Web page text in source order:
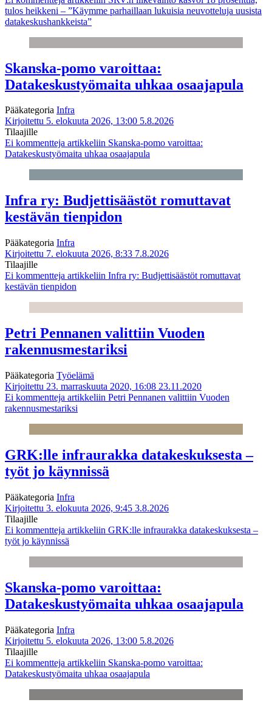
tulos heikkeni – ”Käymme parhaillaan lukuisia neuvotteluja uusista
datakeskushankkeista”
Skanska-pomo varoittaa:
Datakeskustyömaita uhkaa osaajapula
Pääkategoria Infra
Kirjoitettu 5. elokuuta 2026, 13:00 5.8.2026
Tilaajille
Ei kommentteja artikkeliin Skanska-pomo varoittaa:
Datakeskustyömaita uhkaa osaajapula
Infra ry: Budjettisäästöt romuttavat
kestävän tienpidon
Pääkategoria Infra
Kirjoitettu 7. elokuuta 2026, 8:33 7.8.2026
Tilaajille
Ei kommentteja artikkeliin Infra ry: Budjettisäästöt romuttavat
kestävän tienpidon
Petri Pennanen valittiin Vuoden
rakennusmestariksi
Pääkategoria Työelämä
Kirjoitettu 23. marraskuuta 2020, 16:08 23.11.2020
Ei kommentteja artikkeliin Petri Pennanen valittiin Vuoden
rakennusmestariksi
GRK:lle infraurakka datakeskuksesta –
työt jo käynnissä
Pääkategoria Infra
Kirjoitettu 3. elokuuta 2026, 9:45 3.8.2026
Tilaajille
Ei kommentteja artikkeliin GRK:lle infraurakka datakeskuksesta –
työt jo käynnissä
Skanska-pomo varoittaa:
Datakeskustyömaita uhkaa osaajapula
Pääkategoria Infra
Kirjoitettu 5. elokuuta 2026, 13:00 5.8.2026
Tilaajille
Ei kommentteja artikkeliin Skanska-pomo varoittaa:
Datakeskustyömaita uhkaa osaajapula